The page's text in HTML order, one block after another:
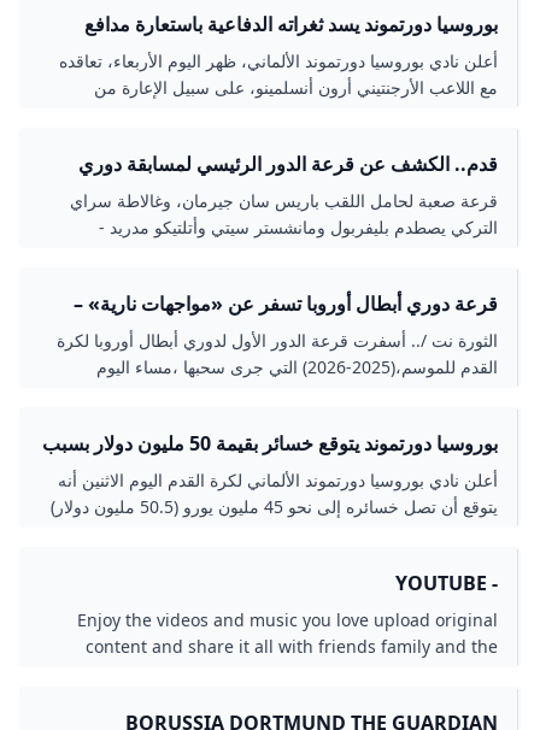
بوروسيا دورتموند يسد ثغراته الدفاعية باستعارة مدافع
تشيلسي الشرق رياضة
أعلن نادي بوروسيا دورتموند الألماني، ظهر اليوم الأربعاء، تعاقده
مع اللاعب الأرجنتيني أرون أنسلمينو، على سبيل الإعارة من
قدم.. الكشف عن قرعة الدور الرئيسي لمسابقة دوري
أبطال أوروبا
قرعة صعبة لحامل اللقب باريس سان جيرمان، وغالاطة سراي
التركي يصطدم بليفربول ومانشستر سيتي وأتلتيكو مدريد -
قرعة دوري أبطال أوروبا تسفر عن «مواجهات نارية» –
الثورة نت
الثورة نت /.. أسفرت قرعة الدور الأول لدوري أبطال أوروبا لكرة
القدم للموسم،(2025-2026) التي جرى سحبها ،مساء اليوم
أبطال أوروبا 2025-2026، قبل القرعة كالتالي: - المستوى الأول:
برشلون
بوروسيا دورتموند يتوقع خسائر بقيمة 50 مليون دولار بسبب
أزمة كورونا
أعلن نادي بوروسيا دورتموند الألماني لكرة القدم اليوم الاثنين أنه
يتوقع أن تصل خسائره إلى نحو 45 مليون يورو (50.5 مليون دولار)
- YOUTUBE
Enjoy the videos and music you love upload original
content and share it all with friends family and the
BORUSSIA DORTMUND THE GUARDIAN